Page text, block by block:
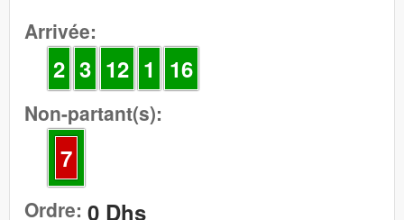
Arrivée:
2 3 12 1 16
Non-partant(s):
7
Ordre: 0 Dhs